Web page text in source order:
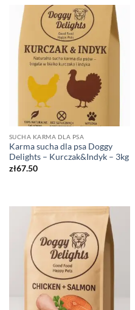
SUCHA KARMA DLA PSA
Karma sucha dla psa Doggy
Delights – Kurczak&Indyk – 3kg
zł67.50